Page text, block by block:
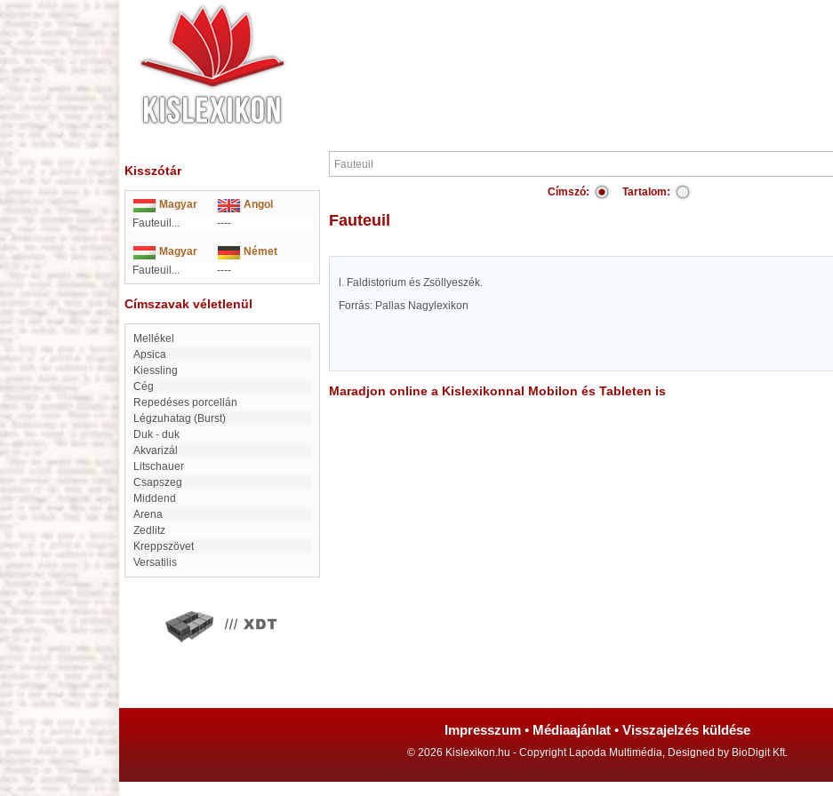
Kisszótár
Magyar
Angol
Fauteuil...
----
Magyar
Német
Fauteuil...
----
Címszavak véletlenül
Mellékel
Apsica
Kiessling
cég
Repedéses porcellán
Légzuhatag (Burst)
duk - duk
akvarizál
Litschauer
Csapszeg
Middend
Arena
Zedlitz
Kreppszövet
Versatilis
Címszó: Tartalom:
Fauteuil
l. Faldistorium és Zsöllyeszék.
Forrás: Pallas Nagylexikon
Maradjon online a Kislexikonnal Mobilon és Tableten is
Impresszum • Médiaajánlat • Visszajelzés küldése
© 2026 Kislexikon.hu - Copyright Lapoda Multimédia, Designed by BioDigit Kft.